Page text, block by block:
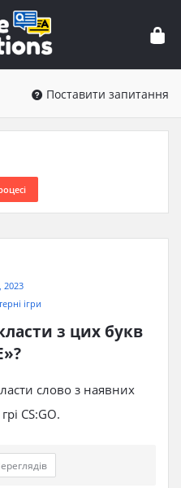
Поставити запитання
2023
ігри
з цих букв
слово з наявних
CS:GO.